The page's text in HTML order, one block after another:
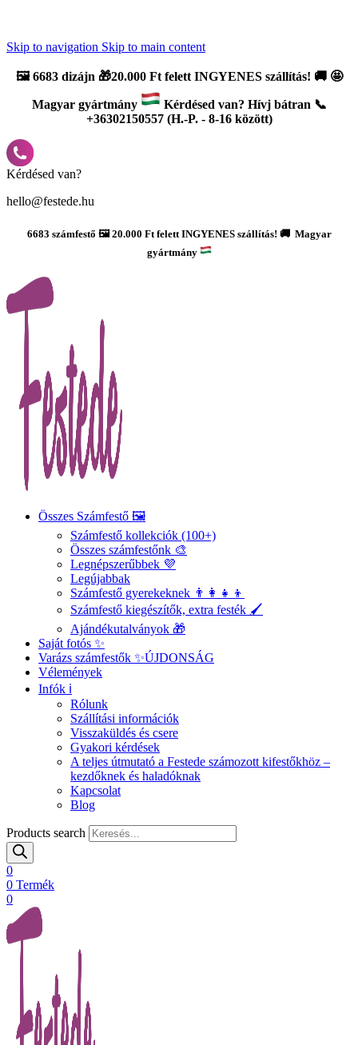
Skip to navigation Skip to main content
🖼️6683 dizájn 🎁20.000 Ft felett INGYENES szállítás! 🚚 🤩
Magyar gyártmány
Kérdésed van? Hívj bátran 📞
+36302150557 (H.-P. - 8-16 között)
Kérdésed van?
hello@festede.hu
6683 számfestő 🖼️ 20.000 Ft felett INGYENES szállítás! 🚚 Magyar
gyártmány
Összes Számfestő 🖼️
Számfestő kollekciók (100+)
Összes számfestőnk 🎨
Legnépszerűbbek 💜
Legújabbak
Számfestő gyerekeknek 👨‍👩‍👧‍👦
Számfestő kiegészítők, extra festék 🖌️
Ajándékutalványok 🎁
Saját fotós ✨
Varázs számfestők ✨ÚJDONSÁG
Vélemények
Infók ℹ️
Rólunk
Szállítási információk
Visszaküldés és csere
Gyakori kérdések
A teljes útmutató a Festede számozott kifestőkhöz –
kezdőknek és haladóknak
Kapcsolat
Blog
Products search
0
0 Termék
0